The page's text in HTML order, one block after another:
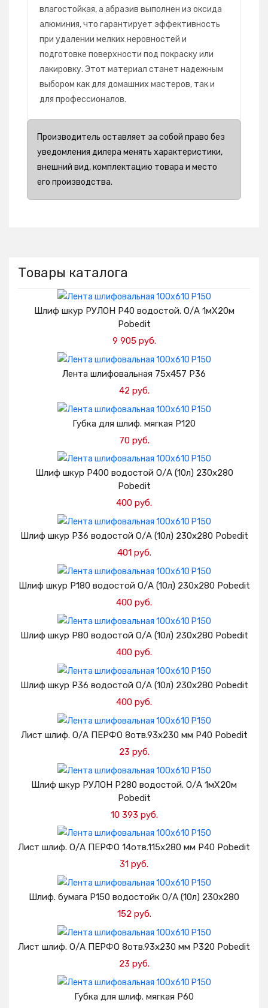
влагостойкая, а абразив выполнен из оксида
алюминия, что гарантирует эффективность
при удалении мелких неровностей и
подготовке поверхности под покраску или
лакировку. Этот материал станет надежным
выбором как для домашних мастеров, так и
для профессионалов.
Производитель оставляет за собой право без
уведомления дилера менять характеристики,
внешний вид, комплектацию товара и место
его производства.
Товары каталога
Шлиф шкур РУЛОН Р40 водостой. О/А 1мХ20м
Pobedit
9 905 руб.
Добавить в корзину
Лента шлифовальная 75х457 Р36
42 руб.
Добавить в корзину
Губка для шлиф. мягкая Р120
70 руб.
Добавить в корзину
Шлиф шкур Р400 водостой О/А (10л) 230х280
Pobedit
400 руб.
Добавить в корзину
Шлиф шкур Р36 водостой О/А (10л) 230х280 Pobedit
401 руб.
Добавить в корзину
Шлиф шкур Р180 водостой О/А (10л) 230х280 Pobedit
400 руб.
Добавить в корзину
Шлиф шкур Р80 водостой О/А (10л) 230х280 Pobedit
400 руб.
Добавить в корзину
Шлиф шкур Р36 водостой О/А (10л) 230х280 Pobedit
400 руб.
Добавить в корзину
Лист шлиф. О/А ПЕРФО 8отв.93х230 мм Р40 Pobedit
23 руб.
Добавить в корзину
Шлиф шкур РУЛОН Р280 водостой. О/А 1мХ20м
Pobedit
10 393 руб.
Добавить в корзину
Лист шлиф. О/А ПЕРФО 14отв.115х280 мм Р40 Pobedit
31 руб.
Добавить в корзину
Шлиф. бумага Р150 водостойк О/А (10л) 230х280
152 руб.
Добавить в корзину
Лист шлиф. О/А ПЕРФО 8отв.93х230 мм Р320 Pobedit
23 руб.
Добавить в корзину
Губка для шлиф. мягкая Р60